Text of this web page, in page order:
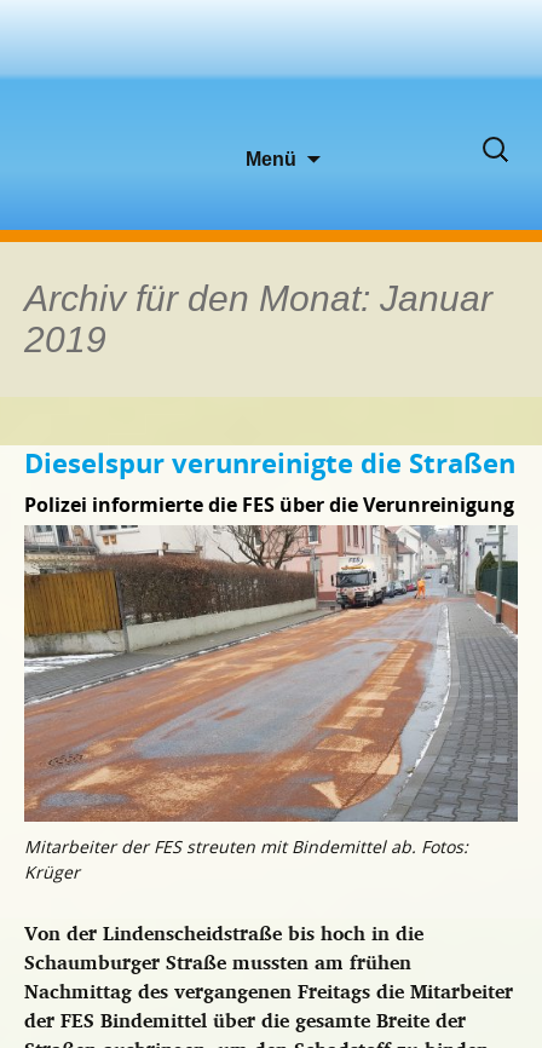
Menü
Suchen
Archiv für den Monat: Januar
2019
Dieselspur verunreinigte die Straßen
Polizei informierte die FES über die Verunreinigung
Mitarbeiter der FES streuten mit Bindemittel ab. Fotos:
Krüger
Von der Lindenscheidstraße bis hoch in die
Schaumburger Straße mussten am frühen
Nachmittag des vergangenen Freitags die Mitarbeiter
der FES Bindemittel über die gesamte Breite der